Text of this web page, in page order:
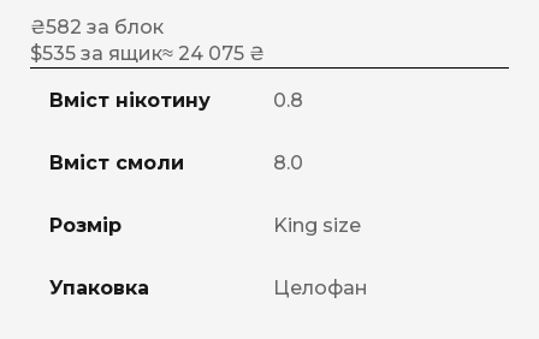
₴582 за блок
$535 за ящик≈ 24 075 ₴
Вміст нікотину 0.8
Вміст смоли 8.0
Розмір King size
Упаковка Целофан